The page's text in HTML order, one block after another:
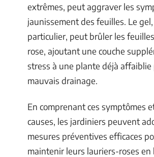
extrêmes, peut aggraver les
jaunissement des feuilles. Le
particulier, peut brûler les
rose, ajoutant une couche
stress à une plante déjà affaiblie
mauvais drainage.
En comprenant ces symptômes
causes, les jardiniers peuvent
mesures préventives efficaces
maintenir leurs lauriers-roses en